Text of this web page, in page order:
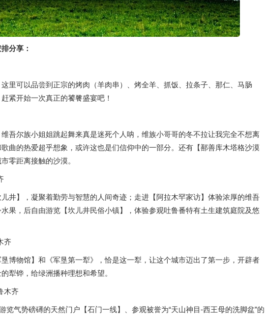
分享：
里可以品尝到正宗的烤肉（羊肉串）、烤全羊、抓饭、拉条子、那仁、马肠
紧开始一次真正的饕餮盛宴吧！
吾尔族小姐姐跳起舞来真是迷死个人呐，维族小哥哥的冬不拉让我完全不想离
曲的热爱超乎想象，或许这也是们信仰中的一部分。还有【鄯善库木塔格沙漠
零距离接触的沙漠。
井】，凝聚着勤劳与智慧的人间奇迹；走进【阿拉木罕家访】体验浓厚的维吾
果，后自由游览【坎儿井民俗小镇】，体验参观吐鲁番特有土生建筑庭院及悠
齐
博物馆】和《军垦第一犁》，恰是这一犁，让这个城市迈出了第一步，开辟者
犁铧，给绿洲播种理想和希望。
木齐
览气势磅礡的天然门户【石门一线】、参观被誉为“天山神目-西王母的洗脚盆”的